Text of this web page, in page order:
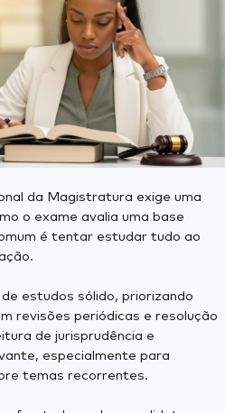
da Magistratura exige uma
o exame avalia uma base
é tentar estudar tudo ao
estudos sólido, priorizando
revisões periódicas e resolução
de jurisprudência e
especialmente para
temas recorrentes.